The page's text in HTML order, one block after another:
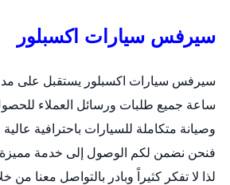
سيرفس سيارات اكسبلور
سيرفس سيارات اكسبلور يستقبل على
ساعة جميع طلبات ورسائل العملاء
وصيانة متكاملة للسيارات باحترافية
فنحن نضمن لكم الوصول إلى خدمة مميزة
لذا لا تفكر كثيراً وبادر بالتواصل معنا